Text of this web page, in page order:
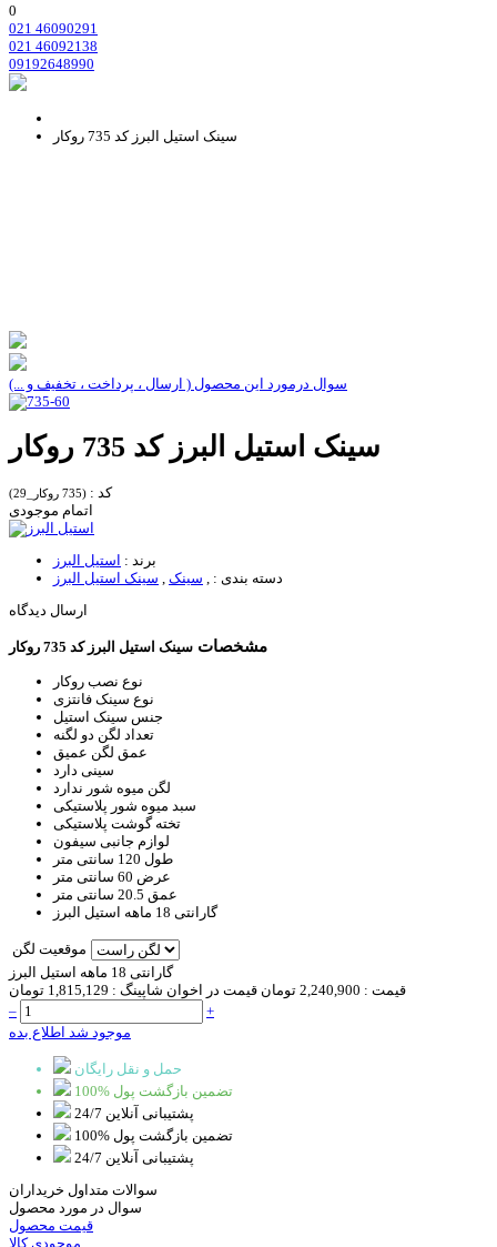
0
021 46090291
021 46092138
09192648990
سینک استیل البرز کد 735 روکار
سوال درمورد این محصول ( ارسال ، پرداخت ، تخفیف و ...)
سینک استیل البرز کد 735 روکار
کد : (735 روکار_29)
اتمام موجودی
برند : استیل البرز
دسته بندی :
سینک
سینک استیل البرز
ارسال دیدگاه
مشخصات سینک استیل البرز کد 735 روکار
نوع نصب روکار
نوع سینک فانتزی
جنس سینک استیل
تعداد لگن دو لگنه
عمق لگن عمیق
سینی دارد
لگن میوه شور ندارد
سبد میوه شور پلاستیکی
تخته گوشت پلاستیکی
لوازم جانبی سیفون
طول 120 سانتی متر
عرض 60 سانتی متر
عمق 20.5 سانتی متر
گارانتی 18 ماهه استیل البرز
موقعیت لگن
گارانتی 18 ماهه استیل البرز
قیمت : 2,240,900 تومان قیمت در اخوان شاپینگ : 1,815,129 تومان
–
+
موجود شد اطلاع بده
حمل و نقل رایگان
100% تضمین بازگشت پول
پشتیبانی آنلاین 24/7
100% تضمین بازگشت پول
پشتیبانی آنلاین 24/7
سوالات متداول خریداران
سوال در مورد محصول
قیمت محصول
موجودی کالا